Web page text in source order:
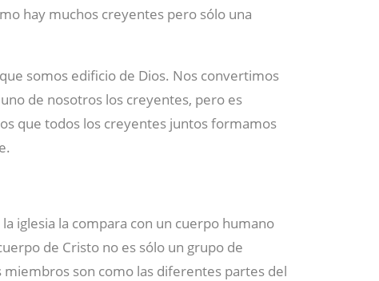
hay muchos creyentes pero sólo una
somos edificio de Dios. Nos convertimos
de nosotros los creyentes, pero es
que todos los creyentes juntos formamos
iglesia la compara con un cuerpo humano
de Cristo no es sólo un grupo de
son como las diferentes partes del